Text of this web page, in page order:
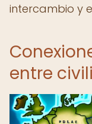
intercambio y
entre